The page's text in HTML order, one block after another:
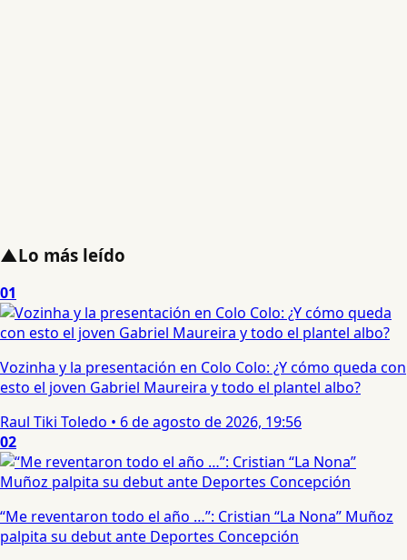
▲Lo más leído
01
Vozinha y la presentación en Colo Colo: ¿Y cómo queda con
esto el joven Gabriel Maureira y todo el plantel albo?
Raul Tiki Toledo • 6 de agosto de 2026, 19:56
02
“Me reventaron todo el año …”: Cristian “La Nona” Muñoz
palpita su debut ante Deportes Concepción